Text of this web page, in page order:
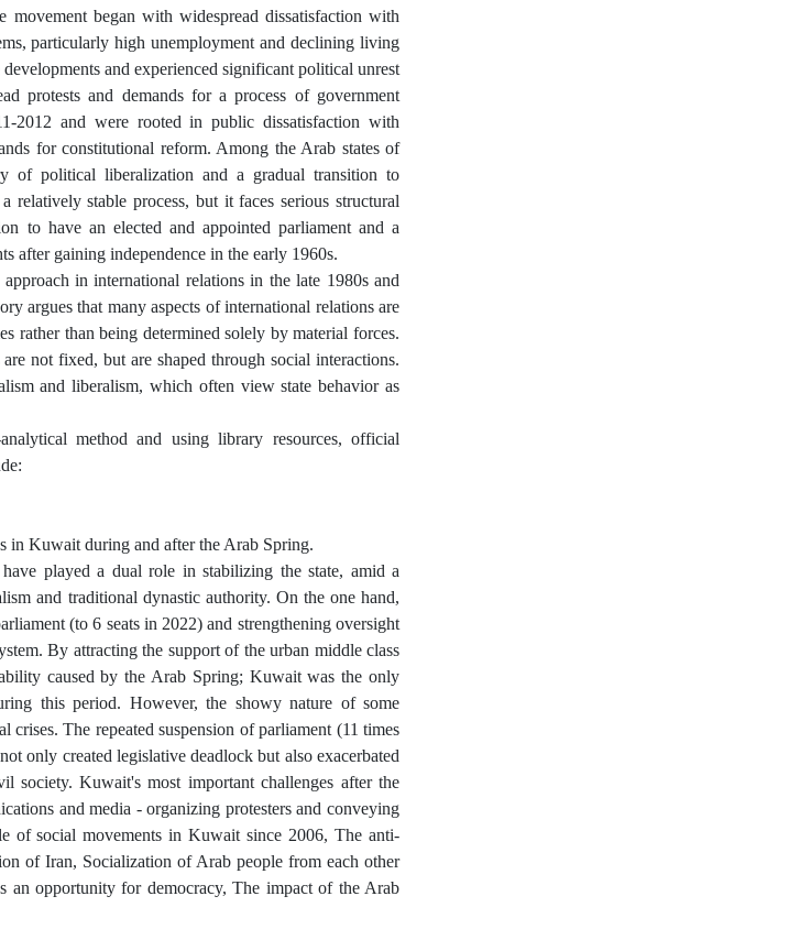
movement began with widespread dissatisfaction with
particularly high unemployment and declining living
and experienced significant political unrest
protests and demands for a process of government
2012 and were rooted in public dissatisfaction with
for constitutional reform. Among the Arab states of
of political liberalization and a gradual transition to
relatively stable process, but it faces serious structural
to have an elected and appointed parliament and a
after gaining independence in the early 1960s.
in international relations in the late 1980s and
argues that many aspects of international relations are
rather than being determined solely by material forces.
not fixed, but are shaped through social interactions.
and liberalism, which often view state behavior as
method and using library resources, official
:
in Kuwait during and after the Arab Spring.
played a dual role in stabilizing the state, amid a
and traditional dynastic authority. On the one hand,
(to 6 seats in 2022) and strengthening oversight
By attracting the support of the urban middle class
caused by the Arab Spring; Kuwait was the only
this period. However, the showy nature of some
crises. The repeated suspension of parliament (11 times
only created legislative deadlock but also exacerbated
society. Kuwait's most important challenges after the
and media - organizing protesters and conveying
of social movements in Kuwait since 2006, The anti-
of Iran, Socialization of Arab people from each other
an opportunity for democracy, The impact of the Arab